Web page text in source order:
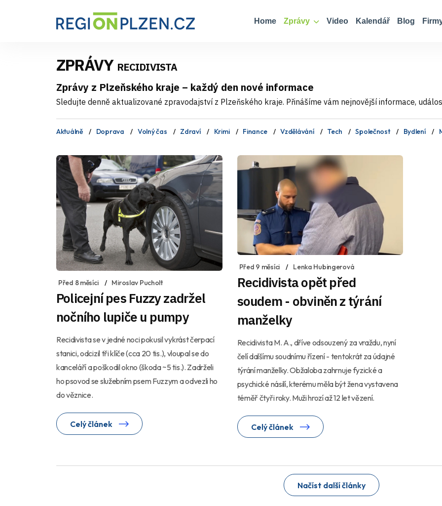
Home Zprávy Video Kalendář Blog
ZPRÁVY RECIDIVISTA
Zprávy z Plzeňského kraje – každý den nové informace
Sledujte denně aktualizované zpravodajství z Plzeňského kraje. Přinášíme vám nejnovější informace,
Aktuálně Doprava Volný čas Zdraví Krimi Finance Vzdělávání Tech Společnost Bydlení
Před 8 měsíci Miroslav Pucholt
Policejní pes Fuzzy zadržel
nočního lupiče u pumpy
Recidivista se v jedné noci pokusil vykrást čerpací
stanici, odcizil tři klíče (cca 20 tis.), vloupal se do
kanceláří a poškodil okno (škoda ~5 tis.). Zadrželi
ho psovod se služebním psem Fuzzym a odvezli ho
do věznice.
Celý článek
Před 9 měsíci Lenka Hubingerová
Recidivista opět před
soudem - obviněn z týrání
manželky
Recidivista M. A., dříve odsouzený za vraždu, nyní
čelí dalšímu soudnímu řízení - tentokrát za údajné
týrání manželky. Obžaloba zahrnuje fyzické a
psychické násilí, kterému měla být žena vystavena
téměř čtyři roky. Muži hrozí až 12 let vězení.
Celý článek
Načíst další články